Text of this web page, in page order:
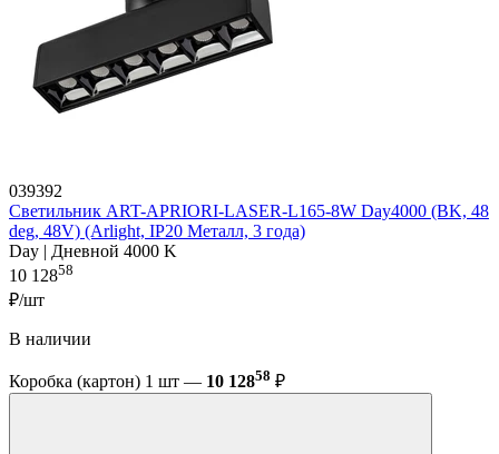
039392
Светильник ART-APRIORI-LASER-L165-8W Day4000 (BK, 48
deg, 48V) (Arlight, IP20 Металл, 3 года)
Day | Дневной 4000 K
10 12858
₽/шт
В наличии
Коробка (картон) 1 шт — 10 12858 ₽